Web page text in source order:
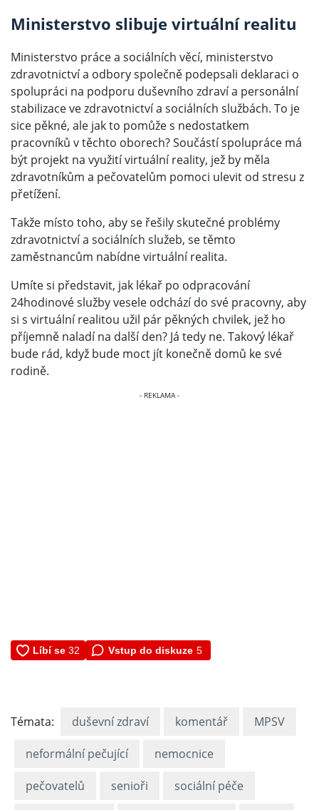
Ministerstvo slibuje virtuální realitu
Ministerstvo práce a sociálních věcí, ministerstvo
zdravotnictví a odbory společně podepsali deklaraci o
spolupráci na podporu duševního zdraví a personální
stabilizace ve zdravotnictví a sociálních službách. To je
sice pěkné, ale jak to pomůže s nedostatkem
pracovníků v těchto oborech? Součástí spolupráce má
být projekt na využití virtuální reality, jež by měla
zdravotníkům a pečovatelům pomoci ulevit od stresu z
přetížení.
Takže místo toho, aby se řešily skutečné problémy
zdravotnictví a sociálních služeb, se těmto
zaměstnancům nabídne virtuální realita.
Umíte si představit, jak lékař po odpracování
24hodinové služby vesele odchází do své pracovny, aby
si s virtuální realitou užil pár pěkných chvilek, jež ho
příjemně naladí na další den? Já tedy ne. Takový lékař
bude rád, když bude moct jít konečně domů ke své
rodině.
Vstup do diskuze 5
Témata: duševní zdraví komentář MPSV
neformální pečující nemocnice
pečovatelů senioři sociální péče